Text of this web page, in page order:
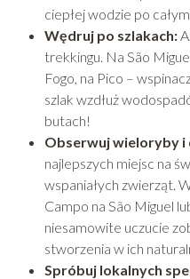
ciepłej wodzie po
Wędruj po szlakach:
trekkingu. Na São
Fogo, na Pico –
szlak wzdłuż
butach!
Obserwuj wieloryby i
najlepszych miejsc na
wspaniałych zwierząt.
Campo na São Miguel
niesamowite uczucie
stworzenia w ich
Spróbuj lokalnych